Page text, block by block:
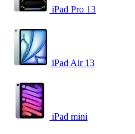
iPad Pro 13
iPad Air 13
iPad mini